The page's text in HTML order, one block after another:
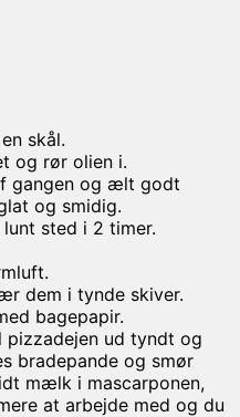
skål.
og rør olien i.
gangen og ælt godt
og smidig.
sted i 2 timer.
dem i tynde skiver.
bagepapir.
pizzadejen ud tyndt og
bradepande og smør
mælk i mascarponen,
at arbejde med og du